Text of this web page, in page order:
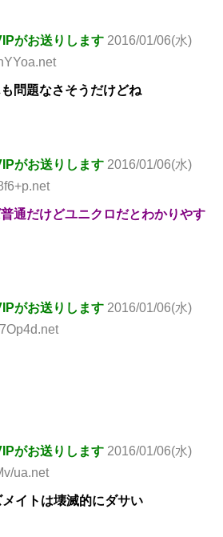
がお送りします 2016/01/06(水)
問題なさそうだけどね
がお送りします 2016/01/06(水)
通だけどユニクロだとわかりやす
がお送りします 2016/01/06(水)
がお送りします 2016/01/06(水)
ua.net
イトは壊滅的にダサい